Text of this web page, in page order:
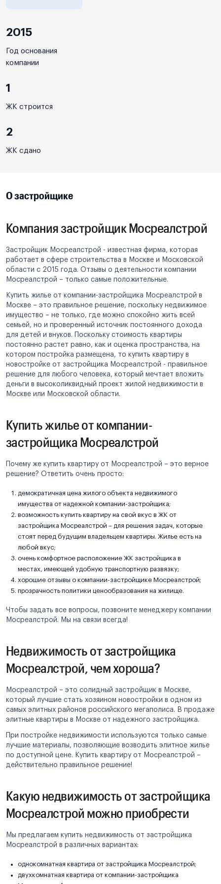
2015
Год основания
компании
1
ЖК строится
2
ЖК сдано
О застройщике
Компания застройщик Мосреалстрой
Застройщик Мосреалстрой - известная фирма, которая
работает в сфере строительства в Москве и Московской
области с 2015 года. Отзывы о деятельности компании
Мосреалстрой – только самые положительные.
Купить жилье от компании-застройщика Мосреалстрой в
Москве – это правильное решение, поскольку недвижимое
имущество – не только, где можно спокойно жить всей
семьей, но и проверенный источник постоянного дохода
для детей и внуков. Поскольку стоимость квартиры
постоянно растет равно, как и оценка пространства, на
котором постройка размещена, то купить квартиру в
новостройке от застройщика Мосреалстрой - правильное
решение для любого человека, который мечтает вложить
деньги в высоколиквидный проект жилой недвижимости в
Москве или Московской области.
Купить жилье от компании-
застройщика Мосреалстрой
Почему же купить квартиру от Мосреалстрой – это верное
решение? Ответить очень просто:
демократичная цена жилого объекта недвижимого
имущества от надежной компании-застройщика;
возможность купить квартиру на свой вкус в ЖК от
застройщика Мосреалстрой – для решения задач, которые
стоят перед будущим владельцем квартиры. Жилье есть на
любой вкус;
очень комфортное расположение ЖК застройщика в
местах, имеющей удобную транспортную развязку;
хорошие отзывы о компании-застройщике Мосреалстрой;
прозрачность политики ценообразования на жилище.
Чтобы задать все вопросы, позвоните менеджеру компании
Мосреалстрой. Мы на связи всегда!
Недвижимость от застройщика
Мосреалстрой, чем хороша?
Мосреалстрой – это солидный застройщик в Москве,
который лучшие стать хозяином новостройки в одном из
самых элитных районов российского мегаполиса. В продаже
элитные квартиры в Москве от надежного застройщика.
При постройке недвижимости используются только самые
лучшие материалы, позволяющие возводить элитное жилье
по доступной цене. Купить квартиру от Мосреалстрой –
действительно правильное решение!
Какую недвижимость от застройщика
Мосреалстрой можно приобрести
Мы предлагаем купить недвижимость от застройщика
Мосреалстрой в различных вариантах:
однокомнатная квартира от застройщика Мосреалстрой;
двухкомнатная квартира от компании-застройщика